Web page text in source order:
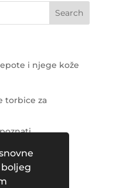
i njege kože
torbice za